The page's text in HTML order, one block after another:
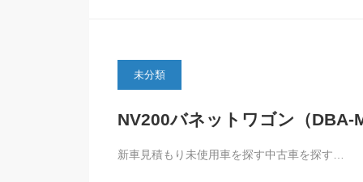
未分類
NV200バネットワゴン（DBA-
新車見積もり未使用車を探す中古車を探す…